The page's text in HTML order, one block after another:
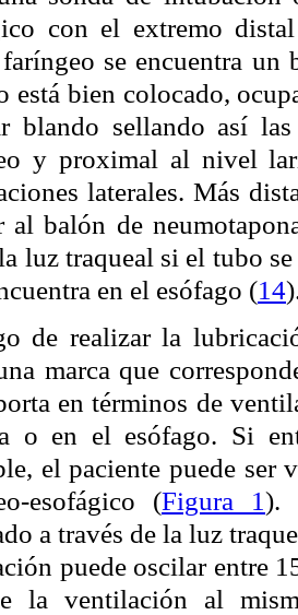
con el extremo
se encuentra
está bien colocado,
blando sellando así
y proximal al nivel
laterales. Más
al balón de
luz traqueal si el tubo
en el esófago (14
de realizar la
marca que
en términos de
o en el esófago. Si
el paciente puede
esofágico (Figura 1).
a través de la luz
puede oscilar entre
la ventilación al